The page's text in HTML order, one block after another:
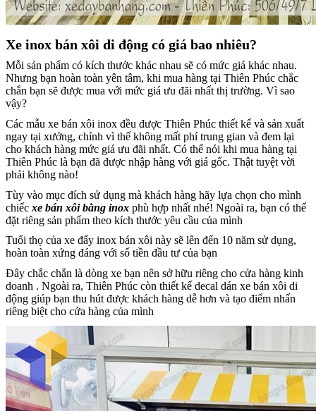
Xe inox bán xôi di động có giá bao nhiêu?
Mỗi sản phẩm có kích thước khác nhau sẽ có mức giá khác nhau.
Nhưng bạn hoàn toàn yên tâm, khi mua hàng tại Thiên Phúc chắc
chắn bạn sẽ được mua với mức giá ưu đãi nhất thị trường. Vì sao
vậy?
Các mẫu xe bán xôi inox đều được Thiên Phúc thiết kế và sản xuất
ngay tại xưởng, chính vì thế không mất phí trung gian và đem lại
cho khách hàng mức giá ưu đãi nhất. Có thể nói khi mua hàng tại
Thiên Phúc là bạn đã được nhập hàng với giá gốc. Thật tuyệt vời
phải không nào!
Tùy vào mục đích sử dụng mà khách hàng hãy lựa chọn cho mình
chiếc xe bán xôi bằng inox phù hợp nhất nhé! Ngoài ra, bạn có thể
đặt riêng sản phẩm theo kích thước yêu cầu của mình
Tuổi thọ của xe đẩy inox bán xôi này sẽ lên đến 10 năm sử dụng,
hoàn toàn xứng đáng với số tiền đầu tư của bạn
Đây chắc chắn là dòng xe bạn nên sở hữu riêng cho cửa hàng kinh
doanh . Ngoài ra, Thiên Phúc còn thiết kế decal dán xe bán xôi di
động giúp bạn thu hút được khách hàng dễ hơn và tạo điểm nhấn
riêng biệt cho cửa hàng của mình